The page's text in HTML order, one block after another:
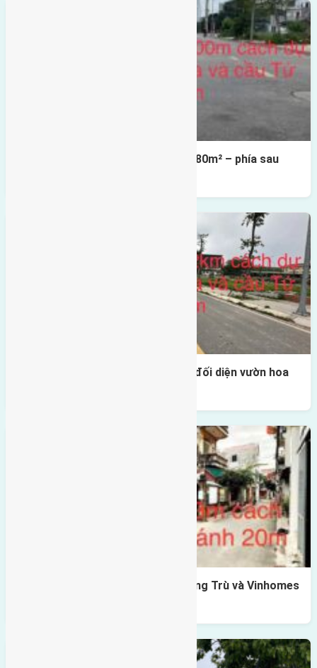
Cần bán Đất đấu giá X2 Thái Bình 80m² – phía sau
Lô đất tái định cư Mai Hiên 56m2 đối diện vườn hoa
Lô đất Lê Xá 103,6m2 gần cầu Đông Trù và Vinhomes